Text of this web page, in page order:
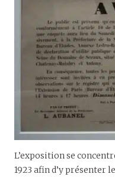
L’exposition se
1923 afin d’y présenter